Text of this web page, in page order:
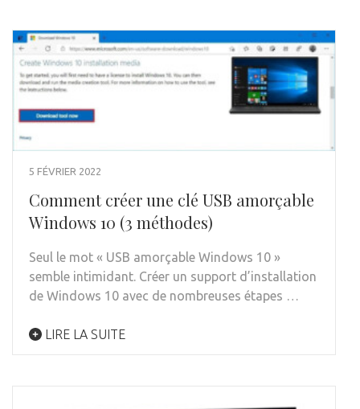
5 FÉVRIER 2022
Comment créer une clé USB amorçable
Windows 10 (3 méthodes)
Seul le mot « USB amorçable Windows 10 »
semble intimidant. Créer un support d’installation
de Windows 10 avec de nombreuses étapes …
LIRE LA SUITE